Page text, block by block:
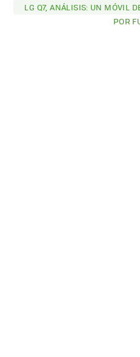
LG Q7, ANÁLISIS: UN MÓVIL
POR